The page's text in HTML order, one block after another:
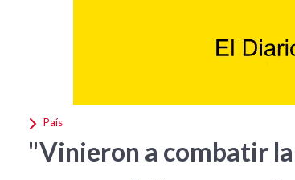
País
"Vinieron a combatir